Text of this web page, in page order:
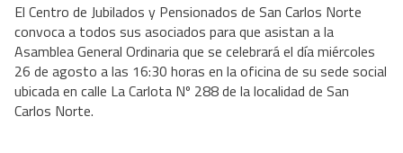
El Centro de Jubilados y Pensionados de San Carlos Norte
convoca a todos sus asociados para que asistan a la
Asamblea General Ordinaria que se celebrará el día miércoles
26 de agosto a las 16:30 horas en la oficina de su sede social
ubicada en calle La Carlota Nº 288 de la localidad de San
Carlos Norte.